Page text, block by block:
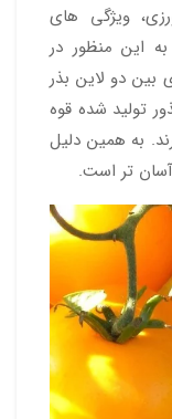
ویژگی های
این منظور در
دو لاین بذر
تولید شده قوه
به همین دلیل
تر است.